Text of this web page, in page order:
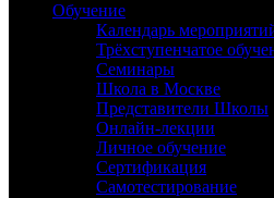
Обучение
Календарь
Трёхступенчатое
Семинары
Школа в Москве
Представители Школы
Онлайн-лекции
Личное обучение
Сертификация
Самотестирование